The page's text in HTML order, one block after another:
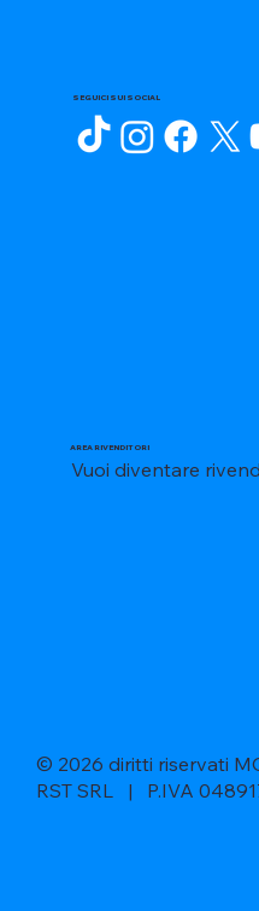
SEGUICI SUI SOCIAL
AREA RIVENDITORI
Vuoi diventare
© 2026 diritti riservati
RST SRL | P.IVA